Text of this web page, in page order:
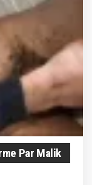
Par Malik